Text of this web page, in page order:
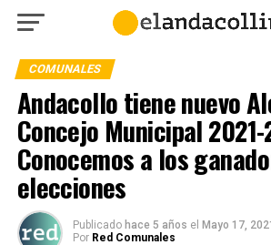
COMUNALES
Andacollo tiene nuevo
Concejo Municipal
Conocemos a los
elecciones
Publicado hace 5 años el Mayo 17, 2021
Por Red Comunales